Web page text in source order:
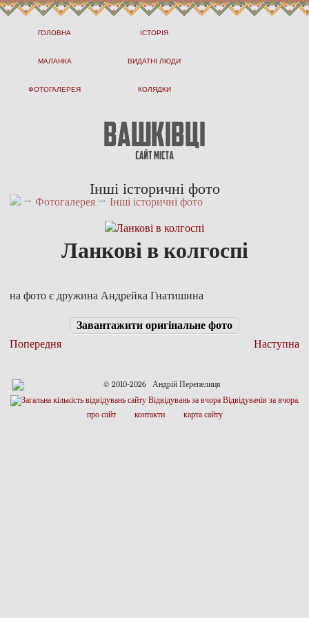
ГОЛОВНА ІСТОРІЯ
МАЛАНКА ВИДАТНІ ЛЮДИ
ФОТОГАЛЕРЕЯ КОЛЯДКИ
Інші історичні фото
→ Фотогалерея → Інші історичні фото
Ланкові в колгоспі
на фото є дружина Андрейка Гнатишина
Завантажити оригінальне фото
Попередня
Наступна
© 2010-2026 Андрій Перепелиця
про сайт контакти карта сайту